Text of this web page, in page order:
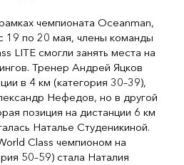
чемпионата Oceanman,
19 по 20 мая, члены команды
LITE смогли занять места на
Тренер Андрей Яцков
в 4 км (категория 30–39),
Нефедов, но в другой
позиция на дистанции 6 км
Наталье Студеникиной.
Class чемпионом на
50–59) стала Наталия